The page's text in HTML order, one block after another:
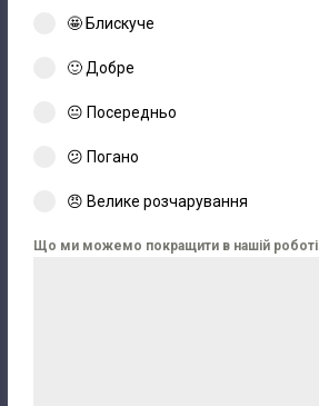
🤩 Блискуче
🙂 Добре
😐 Посередньо
😕 Погано
😠 Велике розчарування
Що ми можемо покращити в нашій роботі